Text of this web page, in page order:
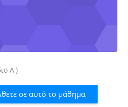
Α')
σε αυτό το μάθημα